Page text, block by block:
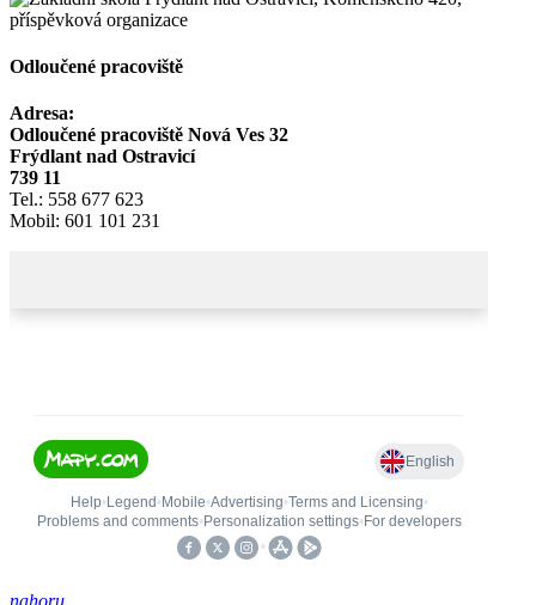
Odloučené pracoviště
Adresa:
Odloučené pracoviště Nová Ves 32
Frýdlant nad Ostravicí
739 11
Tel.: 558 677 623
Mobil: 601 101 231